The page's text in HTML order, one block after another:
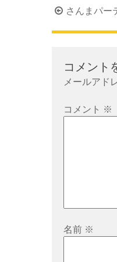
投
稿
さんまパー
コメント
メールアド
コメント ※
名前 ※